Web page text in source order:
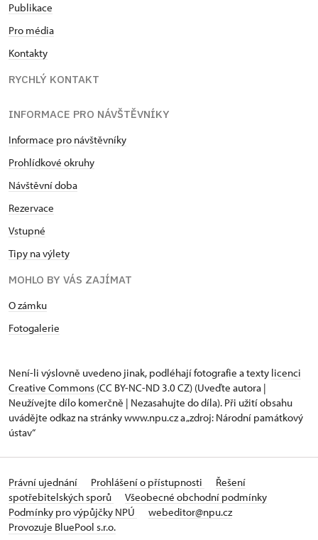
Publikace
Pro média
Kontakty
RYCHLÝ KONTAKT
INFORMACE PRO NÁVŠTĚVNÍKY
Informace pro návštěvníky
Prohlídkové okruhy
Návštěvní doba
Rezervace
Vstupné
Tipy na výlety
MOHLO BY VÁS ZAJÍMAT
O zámku
Fotogalerie
Není-li výslovně uvedeno jinak, podléhají fotografie a texty licenci
Creative Commons (CC BY-NC-ND 3.0 CZ) (Uveďte autora |
Neužívejte dílo komerčně | Nezasahujte do díla). Při užití obsahu
uvádějte odkaz na stránky www.npu.cz a „zdroj: Národní památkový
ústav“
Právní ujednání Prohlášení o přístupnosti
Řešení
spotřebitelských sporů
Všeobecné obchodní podmínky
Podmínky pro výpůjčky NPÚ
webeditor@npu.cz
Provozuje BluePool s.r.o.